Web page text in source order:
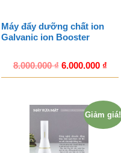
Máy đẩy dưỡng chất ion
Galvanic ion Booster
8.000.000₫ 6.000.000 ₫
Giảm giá!